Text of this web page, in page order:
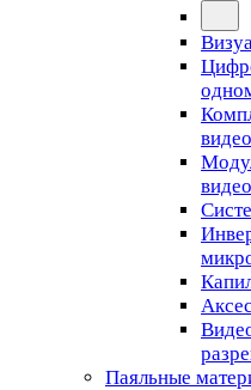
Паяльные